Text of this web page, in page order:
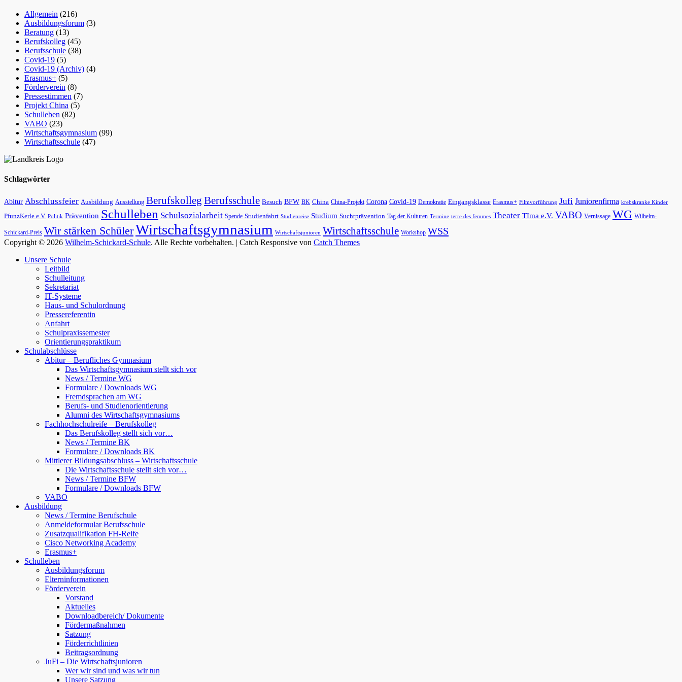
Allgemein (216)
Ausbildungsforum (3)
Beratung (13)
Berufskolleg (45)
Berufsschule (38)
Covid-19 (5)
Covid-19 (Archiv) (4)
Erasmus+ (5)
Förderverein (8)
Pressestimmen (7)
Projekt China (5)
Schulleben (82)
VABO (23)
Wirtschaftsgymnasium (99)
Wirtschaftsschule (47)
Schlagwörter
Abitur Abschlussfeier Ausbildung Ausstellung Berufskolleg Berufsschule Besuch BFW BK China China-Projekt Corona Covid-19 Demokratie Eingangsklasse Erasmus+ Filmvorführung Jufi Juniorenfirma krebskranke Kinder
PfunzKerle e.V. Politik Prävention Schulleben Schulsozialarbeit Spende Studienfahrt Studienreise Studium Suchtprävention Tag der Kulturen Termine terre des femmes Theater TIma e.V. VABO Vernissage WG Wilhelm-
Schickard-Preis Wir stärken SchülerWirtschaftsgymnasium Wirtschaftsjunioren Wirtschaftsschule Workshop WSS
Copyright © 2026 Wilhelm-Schickard-Schule. Alle Rechte vorbehalten. | Catch Responsive von Catch Themes
oben
Unsere Schule
Leitbild
Schulleitung
Sekretariat
IT-Systeme
Haus- und Schulordnung
Pressereferentin
Anfahrt
Schulpraxissemester
Orientierungspraktikum
Schulabschlüsse
Abitur – Berufliches Gymnasium
Das Wirtschaftsgymnasium stellt sich vor
News / Termine WG
Formulare / Downloads WG
Fremdsprachen am WG
Berufs- und Studienorientierung
Alumni des Wirtschaftsgymnasiums
Fachhochschulreife – Berufskolleg
Das Berufskolleg stellt sich vor…
News / Termine BK
Formulare / Downloads BK
Mittlerer Bildungsabschluss – Wirtschaftsschule
Die Wirtschaftsschule stellt sich vor…
News / Termine BFW
Formulare / Downloads BFW
VABO
Ausbildung
News / Termine Berufschule
Anmeldeformular Berufsschule
Zusatzqualifikation FH-Reife
Cisco Networking Academy
Erasmus+
Schulleben
Ausbildungsforum
Elterninformationen
Förderverein
Vorstand
Aktuelles
Downloadbereich/ Dokumente
Fördermaßnahmen
Satzung
Förderrichtlinien
Beitragsordnung
JuFi – Die Wirtschaftsjunioren
Wer wir sind und was wir tun
Unsere Satzung